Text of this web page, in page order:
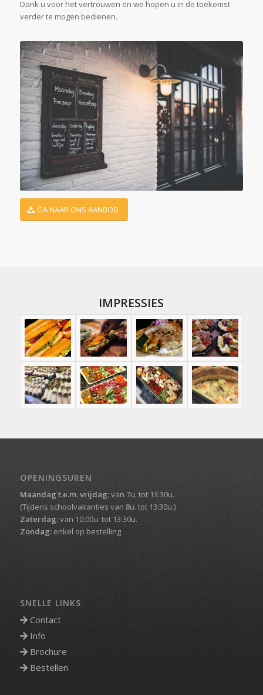
Dank u voor het vertrouwen en we hopen u in de toekomst
verder te mogen bedienen.
GA NAAR ONS AANBOD
IMPRESSIES
OPENINGSUREN
Maandag t.e.m. vrijdag:van 7u. tot 13:30u.
(Tijdens schoolvakanties van 8u. tot 13:30u.)
Zaterdag:van 10:00u. tot 13:30u.
Zondag:enkel op bestelling
SNELLE LINKS
Contact
Info
Brochure
Bestellen